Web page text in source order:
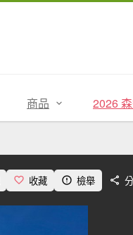
商品 2026
收藏 檢舉